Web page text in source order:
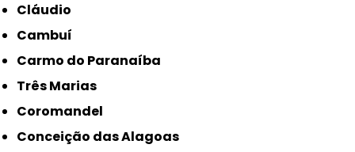
Cláudio
Cambuí
Carmo do Paranaíba
Três Marias
Coromandel
Conceição das Alagoas